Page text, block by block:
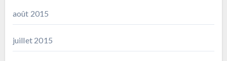
août 2015
juillet 2015